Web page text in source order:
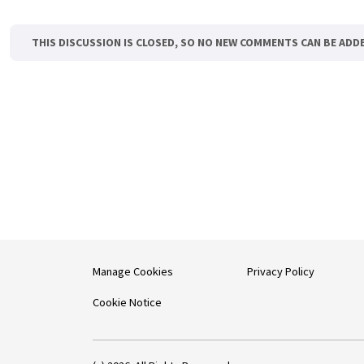
THIS DISCUSSION IS CLOSED, SO NO NEW COMMENTS CAN BE
Manage Cookies
Cookie Notice
Privacy Policy